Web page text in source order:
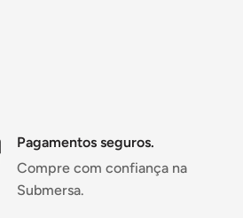
Pagamentos seguros.
Compre com confiança na
Submersa.